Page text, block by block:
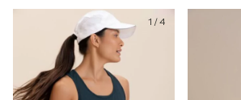
1 /4